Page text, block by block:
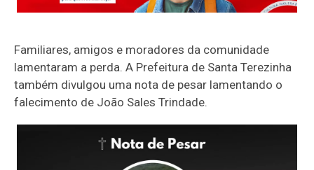
Familiares, amigos e moradores da comunidade
lamentaram a perda. A Prefeitura de Santa Terezinha
também divulgou uma nota de pesar lamentando o
falecimento de João Sales Trindade.